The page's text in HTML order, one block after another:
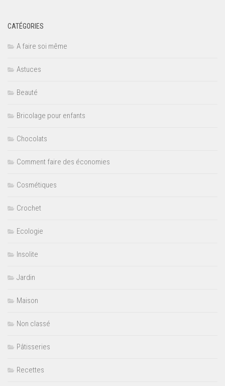
CATÉGORIES
A faire soi même
Astuces
Beauté
Bricolage pour enfants
Chocolats
Comment faire des économies
Cosmétiques
Crochet
Ecologie
Insolite
Jardin
Maison
Non classé
Pâtisseries
Recettes